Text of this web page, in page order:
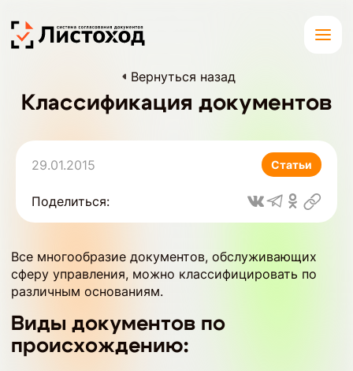
Вернуться назад
Классификация документов
29.01.2015 Статьи
Поделиться:
Все многообразие документов, обслуживающих
сферу управления, можно классифицировать по
различным основаниям.
Виды документов по
происхождению: